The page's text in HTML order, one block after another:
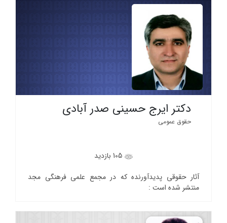
دکتر ایرج حسینی صدر آبادی
حقوق عمومی
105 بازدید
آثار حقوقی پدیدآورنده که در مجمع علمی فرهنگی مجد
منتشر شده است :